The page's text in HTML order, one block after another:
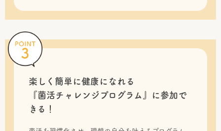
楽しく簡単に健康になれる
『菌活チャレンジプログラム』に 参加で
きる！